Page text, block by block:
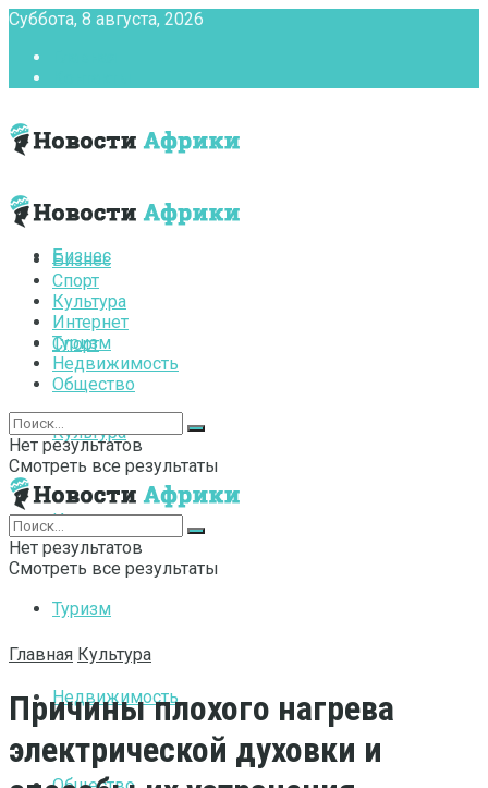
Суббота, 8 августа, 2026
Бизнес
Спорт
Культура
Интернет
Туризм
Недвижимость
Бизнес
Спорт
Культура
Интернет
Туризм
Недвижимость
Общество
Нет результатов
Смотреть все результаты
Нет результатов
Смотреть все результаты
Главная Культура
Причины плохого нагрева
электрической духовки и